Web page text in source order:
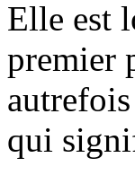
Elle est
premier
qui